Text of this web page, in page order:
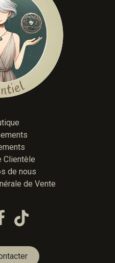
Clientèle
de nous
de Vente